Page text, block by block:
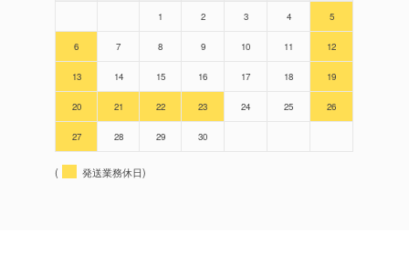
1 2 3 4 5
6 7 8 9 10 11 12
13 14 15 16 17 18 19
20 21 22 23 24 25 26
27 28 29 30
( 発送業務休日)